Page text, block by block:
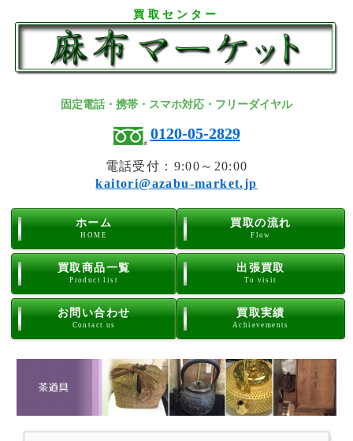
買取センター
固定電話・携帯・スマホ対応・フリーダイヤル
0120-05-2829
電話受付：9:00～20:00
kaitori@azabu-market.jp
ホーム
HOME
買取の流れ
Flow
買取商品一覧
Product list
出張買取
To visit
お問い合わせ
Contact us
買取実績
Achievements